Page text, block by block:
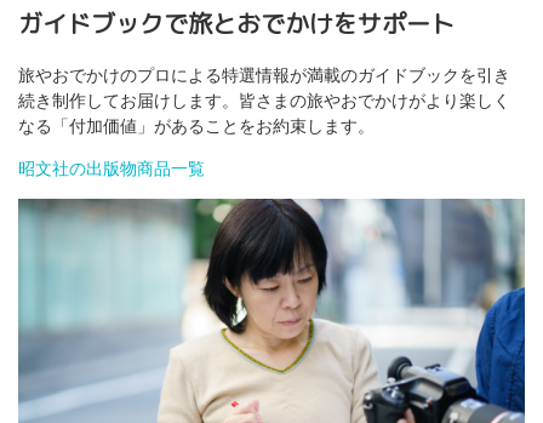
ガイドブックで旅とおでかけをサポート
旅やおでかけのプロによる特選情報が満載のガイドブックを引き
続き制作してお届けします。皆さまの旅やおでかけがより楽しく
なる「付加価値」があることをお約束します。
昭文社の出版物商品一覧